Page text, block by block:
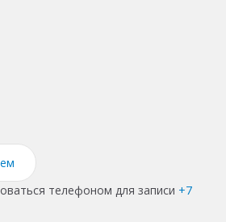
телефоном для записи +7